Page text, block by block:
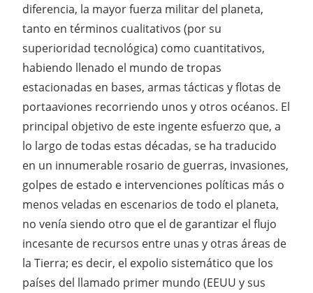
diferencia, la mayor fuerza militar del planeta,
tanto en términos cualitativos (por su
superioridad tecnológica) como cuantitativos,
habiendo llenado el mundo de tropas
estacionadas en bases, armas tácticas y flotas de
portaaviones recorriendo unos y otros océanos. El
principal objetivo de este ingente esfuerzo que, a
lo largo de todas estas décadas, se ha traducido
en un innumerable rosario de guerras, invasiones,
golpes de estado e intervenciones políticas más o
menos veladas en escenarios de todo el planeta,
no venía siendo otro que el de garantizar el flujo
incesante de recursos entre unas y otras áreas de
la Tierra; es decir, el expolio sistemático que los
países del llamado primer mundo (EEUU y sus